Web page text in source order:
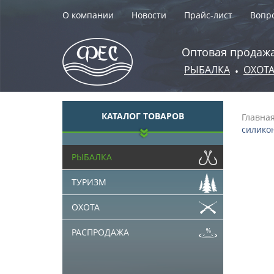
О компании Новости Прайс-лист
Оптовая
РЫБАЛКА • ОХОТА
КАТАЛОГ ТОВАРОВ
РЫБАЛКА
ТУРИЗМ
ОХОТА
РАСПРОДАЖА
Главная